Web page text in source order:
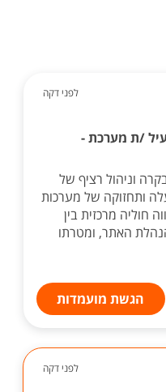
לפני דקה
/ת מערכת -
וניהול רציף של
ותחזוקה של מערכות
חוליה מרכזית בין
האתר, ומטרתו
הגשת מועמדות
לפני דקה